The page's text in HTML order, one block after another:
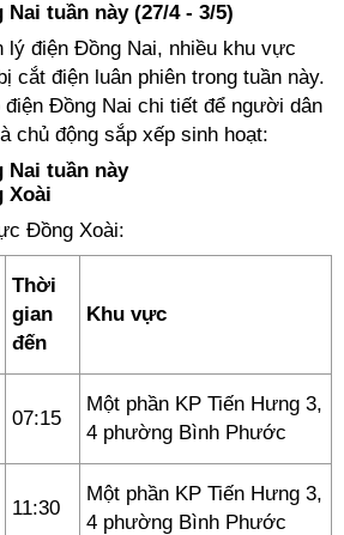
tuần này (27/4 - 3/5)
lý điện Đồng Nai, nhiều khu vực
cắt điện luân phiên trong tuần này.
Đồng Nai chi tiết để người dân
chủ động sắp xếp sinh hoạt:
Nai tuần này
Xoài
Đồng Xoài:
Thời
gian
đến
Khu vực
07:15
Một phần KP Tiến Hưng 3,
4 phường Bình Phước
11:30
Một phần KP Tiến Hưng 3,
4 phường Bình Phước